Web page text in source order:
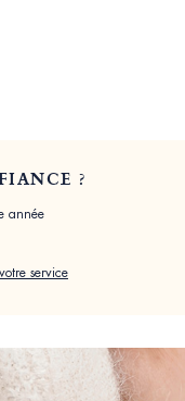
?
année
service